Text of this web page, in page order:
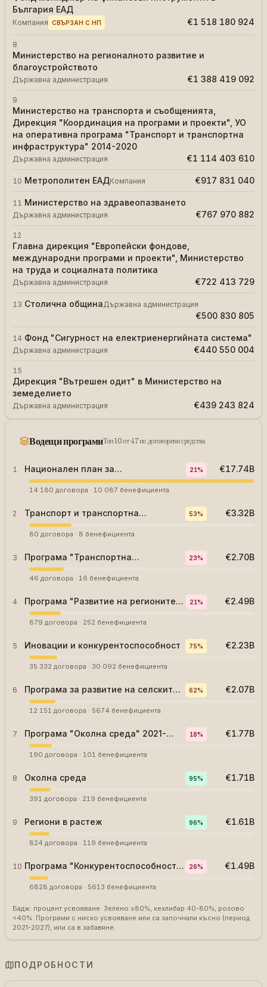
България ЕАД
Компания СВЪРЗАН С НП €1 518 180 924
8
Министерство на регионалното развитие и
благоустройството
Държавна администрация €1 388 419 092
9
Министерство на транспорта и съобщенията,
Дирекция "Координация на програми и проекти", УО
на оперативна програма "Транспорт и транспортна
инфраструктура" 2014-2020
Държавна администрация €1 114 403 610
10 Метрополитен ЕАДКомпания €917 831 040
11 Министерство на здравеопазването
Държавна администрация €767 970 882
12
Главна дирекция "Европейски фондове,
международни програми и проекти", Министерство
на труда и социалната политика
Държавна администрация €722 413 729
13 Столична общинаДържавна администрация
€500 830 805
14 Фонд "Сигурност на електриенергийната система"
Държавна администрация €440 550 004
15
Дирекция "Вътрешен одит" в Министерство на
земеделието
Държавна администрация €439 243 824
Водещи програмиТоп 10 от 47 по договорени средства
1
Национален план за
възстановяване и устойчивост
21% €17.74B
14 180 договора · 10 087 бенефициента
2
Транспорт и транспортна
инфраструктура
53% €3.32B
80 договора · 8 бенефициента
3
Програма "Транспортна
свързаност" 2021-2027
23% €2.70B
46 договора · 16 бенефициента
4
Програма "Развитие на регионите"
2021-2027
21% €2.49B
679 договора · 252 бенефициента
5 Иновации и конкурентоспособност 75% €2.23B
35 332 договора · 30 092 бенефициента
6
Програма за развитие на селските
райони
62% €2.07B
12 151 договора · 5674 бенефициента
7
Програма "Околна среда" 2021-
2027
18% €1.77B
190 договора · 101 бенефициента
8 Околна среда 95% €1.71B
391 договора · 219 бенефициента
9 Региони в растеж 96% €1.61B
824 договора · 119 бенефициента
10 Програма "Конкурентоспособност и
иновации в предприятията" 2021-
2027
26% €1.49B
6828 договора · 5613 бенефициента
Бадж: процент усвояване. Зелено ≥80%, кехлибар 40-80%, розово
<40%. Програми с ниско усвояване или са започнали късно (период
2021-2027), или са в забавяне.
ПОДРОБНОСТИ